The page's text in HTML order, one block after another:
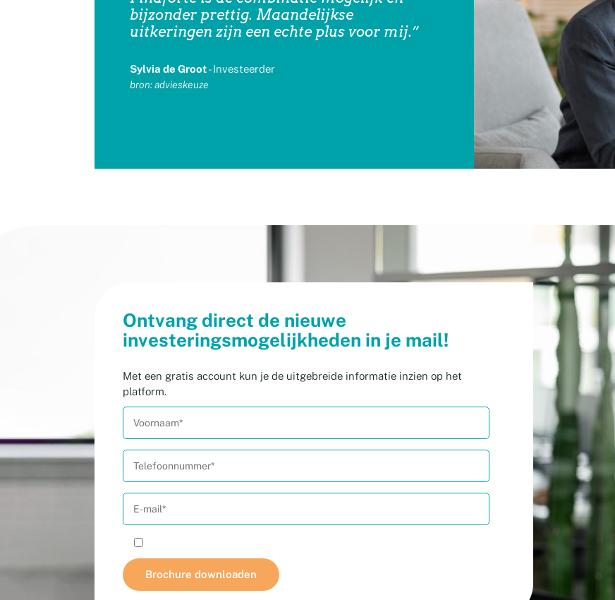
bijzonder prettig. Maandelijkse
uitkeringen zijn een echte plus voor mij.”
Sylvia de Groot- Investeerder
bron: advieskeuze
Ontvang direct de nieuwe
investeringsmogelijkheden in je mail!
Met een gratis account kun je de uitgebreide informatie inzien op het
platform.